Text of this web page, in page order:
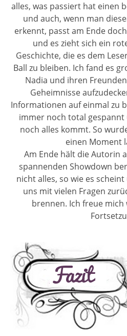
alles, was passiert hat einen
und auch, wenn man
erkennt, passt am Ende
und es zieht sich ein
Geschichte, die es dem
Ball zu bleiben. Ich fand es
Nadia und ihren
Geheimnisse
Informationen auf einmal zu
immer noch total gespannt
noch alles kommt. So
einen Moment
Am Ende hält die Autorin
spannenden Showdown
nicht alles, so wie es
uns mit vielen Fragen
brennen. Ich freue